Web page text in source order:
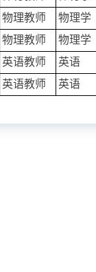
物理教师 物理学
物理教师 物理学
英语教师 英语
英语教师 英语